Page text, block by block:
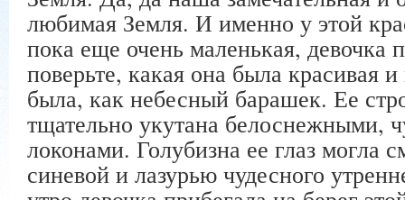
любимая Земля. И именно у этой
пока еще очень маленькая,
поверьте, какая она была красивая
была, как небесный барашек. Ее
тщательно укутана белоснежными,
локонами. Голубизна ее глаз могла
синевой и лазурью чудесного